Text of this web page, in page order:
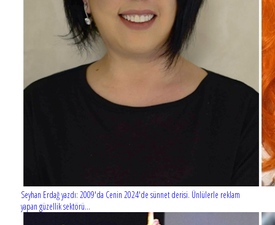
Seyhan Erdağ yazdı: 2009'da Cenin 2024'de sünnet derisi. Ünlülerle reklam
yapan güzellik sektörü...